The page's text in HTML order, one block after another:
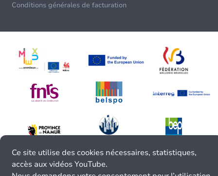
Conditions générales de facturation
Ce site utilise des cookies nécessaires, statistiques,
accès aux vidéos YouTube.